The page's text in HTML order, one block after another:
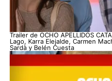
Trailer de OCHO APELLIDOS
Lago, Karra Elejalde, Carmen
Sardà y Belén Cuesta